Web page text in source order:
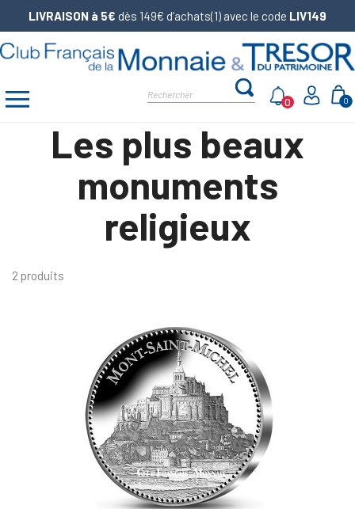
LIVRAISON à 5€ dès 149€ d’achats(1) avec le code LIV149
0
0
Les plus beaux
monuments
religieux
2 produits